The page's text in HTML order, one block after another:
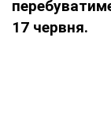
17 червня.